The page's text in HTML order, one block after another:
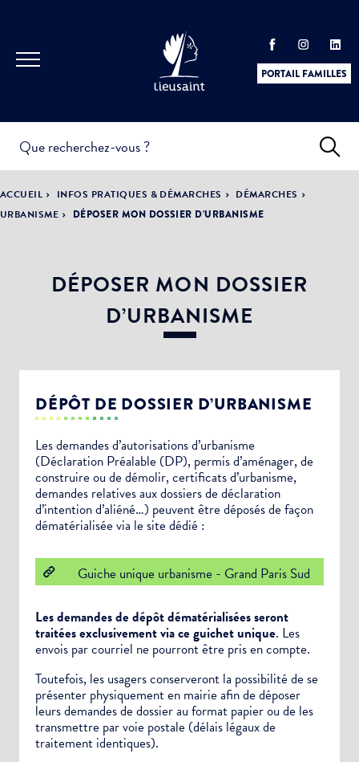
PORTAIL FAMILLES
PRATIQUES &
DÉMARCHES
ACTUALITÉS &
ÉVÈNEMENTS
LA VILLE
DÉMOCRATIE
PARTICIPATIVE
ACCUEIL INFOS PRATIQUES & DÉMARCHES
DÉMARCHES
URBANISME
DÉPOSER MON DOSSIER D’URBANISME
DÉPOSER MON DOSSIER
D’URBANISME
DÉPÔT DE DOSSIER D’URBANISME
Les demandes d’autorisations d’urbanisme
(Déclaration Préalable (DP), permis d’aménager, de
construire ou de démolir, certificats d’urbanisme,
demandes relatives aux dossiers de déclaration
d’intention d’aliéné…) peuvent être déposés de façon
dématérialisée via le site dédié :
Guiche unique urbanisme - Grand Paris Sud
Les demandes de dépôt dématérialisées seront
traitées exclusivement via ce guichet unique. Les
envois par courriel ne pourront être pris en compte.
Toutefois, les usagers conserveront la possibilité de se
présenter physiquement en mairie afin de déposer
leurs demandes de dossier au format papier ou de les
transmettre par voie postale (délais légaux de
traitement identiques).